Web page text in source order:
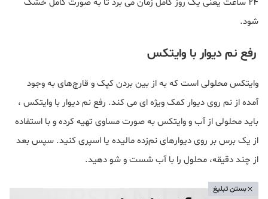
24 ساعت یعنی یک روز کامل زمان می برد تا به صورت کامل خشک
شود.
رفع نم دیوار با وایتکس
وایتکس محلولی است که به از بین‌ بردن کپک و قارچ‌های به وجود
آمده از نم روی دیوار کمک ویژه ای می کند. رفع نم دیوار با وایتکس ،
باید محلولی از آب و وایتکس به صورت مساوی تهیه کرده و با استفاده
از یک برس بر روی دیوارهای نم‌زده مالیده یا اسپری کنید. سپس بعد
از چند دقیقه، محلول را با آب شست و شو دهید.
بستن تبلیغ